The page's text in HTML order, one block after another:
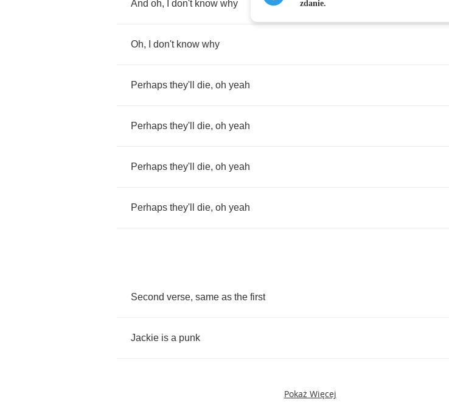
And oh, don't know why
Oh, don't know why
Perhaps they'll die, oh yeah
Perhaps they'll die, oh yeah
Perhaps they'll die, oh yeah
Perhaps they'll die, oh yeah
Second verse, same as the first
Jackie is a punk
Pokaż Więcej
zdanie.